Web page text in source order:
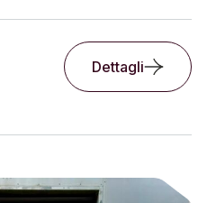
Dettagli